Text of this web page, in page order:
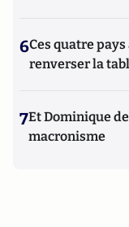
6Ces quatre
renverser la
7Et Dominique
macronisme